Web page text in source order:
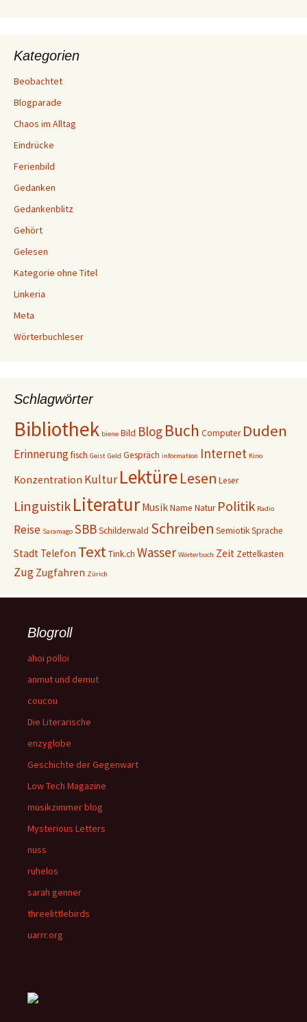
Kategorien
Beobachtet
Blogparade
Chaos im Alltag
Eindrücke
Ferienbild
Gedanken
Gedankenblitz
Gehört
Gelesen
Kategorie ohne Titel
Linkeria
Meta
Wörterbuchleser
Schlagwörter
Bibliothek biene Bild Blog Buch Computer Duden
Erinnerungfisch Geist Geld Gespräch information Internet Kino
Konzentration Kultur LektüreLesen Leser
LinguistikLiteratur MusikName Natur Politik Radio
Reise Saramago SBBSchilderwald Schreiben SemiotikSprache
Stadt Telefon TextTink.ch Wasser Wörterbuch Zeit Zettelkasten
Zug Zugfahren Zürich
Blogroll
ahoi polloi
anmut und demut
coucou
Die Literarische
enzyglobe
Geschichte der Gegenwart
Low Tech Magazine
musikzimmer blog
Mysterious Letters
nuss
ruhelos
sarah genner
threelittlebirds
uarrr.org